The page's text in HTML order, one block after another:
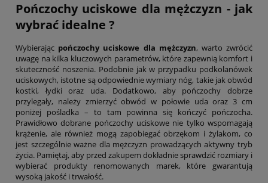
Pończochy uciskowe dla mężczyzn - jak
wybrać idealne ?
Wybierając pończochy uciskowe dla mężczyzn, warto zwrócić
uwagę na kilka kluczowych parametrów, które zapewnią komfort i
skuteczność noszenia. Podobnie jak w przypadku podkolanówek
uciskowych, istotne są odpowiednie wymiary nóg, takie jak obwód
kostki, łydki oraz uda. Dodatkowo, aby pończochy dobrze
przylegały, należy zmierzyć obwód w połowie uda oraz 3 cm
poniżej pośladka – to tam powinna się kończyć pończocha.
Prawidłowo dobrane pończochy uciskowe nie tylko wspomagają
krążenie, ale również mogą zapobiegać obrzękom i żylakom, co
jest szczególnie ważne dla mężczyzn prowadzących aktywny tryb
życia. Pamiętaj, aby przed zakupem dokładnie sprawdzić rozmiary i
wybierać produkty renomowanych marek, które gwarantują
wysoką jakość i trwałość.